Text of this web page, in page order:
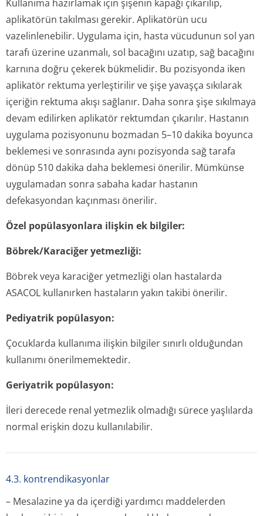
Kullanıma hazırlamak için şişenin kapağı çıkarılıp,
aplikatörün takılması gerekir. Aplikatörün ucu
vazelinlenebilir. Uygulama için, hasta vücudunun sol yan
tarafı üzerine uzanmalı, sol bacağını uzatıp, sağ bacağını
karnına doğru çekerek bükmelidir. Bu pozisyonda iken
aplikatör rektuma yerleştirilir ve şişe yavaşça sıkılarak
içeriğin rektuma akışı sağlanır. Daha sonra şişe sıkılmaya
devam edilirken aplikatör rektumdan çıkarılır. Hastanın
uygulama pozisyonunu bozmadan 5–10 dakika boyunca
beklemesi ve sonrasında aynı pozisyonda sağ tarafa
dönüp 510 dakika daha beklemesi önerilir. Mümkünse
uygulamadan sonra sabaha kadar hastanın
defekasyondan kaçınması önerilir.
Özel popülasyonlara ilişkin ek bilgiler:
Böbrek/Karaciğer yetmezliği:
Böbrek veya karaciğer yetmezliği olan hastalarda
ASACOL kullanırken hastaların yakın takibi önerilir.
Pediyatrik popülasyon:
Çocuklarda kullanıma ilişkin bilgiler sınırlı olduğundan
kullanımı önerilmemektedir.
Geriyatrik popülasyon:
İleri derecede renal yetmezlik olmadığı sürece yaşlılarda
normal erişkin dozu kullanılabilir.
4.3. kontrendikasyonlar
– Mesalazine ya da içerdiği yardımcı maddelerden